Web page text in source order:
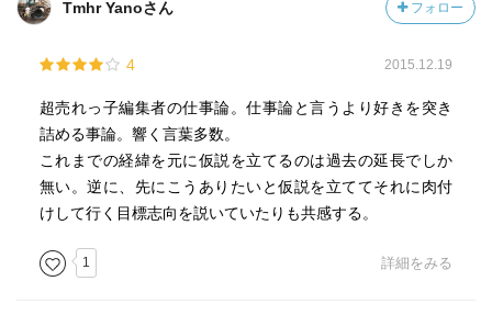
Tmhr Yanoさん フォロー
4 2015.12.19
超売れっ子編集者の仕事論。仕事論と言うより好きを突き
詰める事論。響く言葉多数。
これまでの経緯を元に仮説を立てるのは過去の延長でしか
無い。逆に、先にこうありたいと仮説を立ててそれに肉付
けして行く目標志向を説いていたりも共感する。
1 詳細をみる